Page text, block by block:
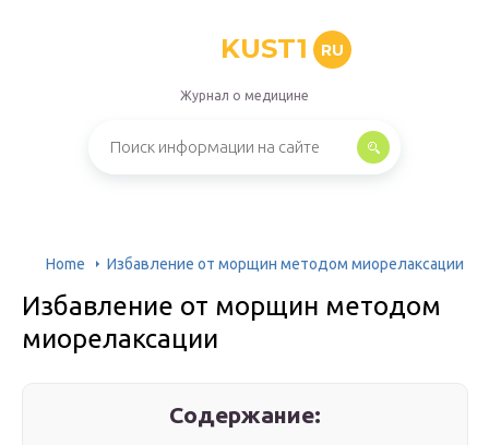
KUST1 RU
Журнал о медицине
Home Избавление от морщин методом миорелаксации
Избавление от морщин методом
миорелаксации
Содержание: